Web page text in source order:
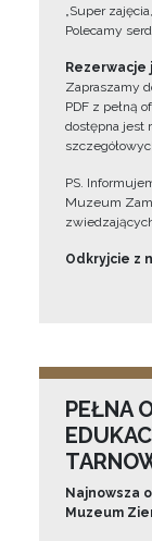
„Super
Polecamy
Rezerwacje
Zapraszamy
PDF z pełną
dostępna jest
PS.
Muzeum
Odkryjcie z
PEŁNA
Najnowsza
Muzeum